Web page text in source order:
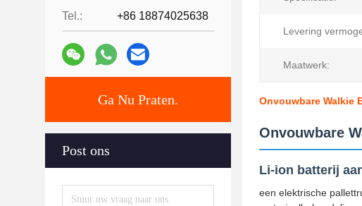
Tel.: +86 18874025638
Ga Nu Praten.
Post ons
Levering
Maatwerk:
Onvouwbare Walkie
Onvouwbare
Li-ion batterij
een elektrische